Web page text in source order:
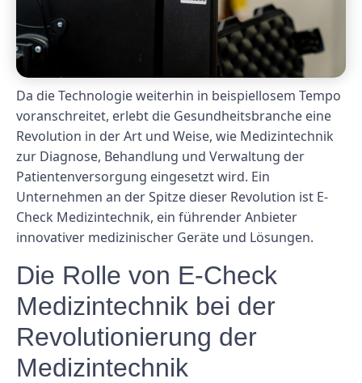
Da die Technologie weiterhin in beispiellosem Tempo
voranschreitet, erlebt die Gesundheitsbranche eine
Revolution in der Art und Weise, wie Medizintechnik
zur Diagnose, Behandlung und Verwaltung der
Patientenversorgung eingesetzt wird. Ein
Unternehmen an der Spitze dieser Revolution ist E-
Check Medizintechnik, ein führender Anbieter
innovativer medizinischer Geräte und Lösungen.
Die Rolle von E-Check
Medizintechnik bei der
Revolutionierung der
Medizintechnik